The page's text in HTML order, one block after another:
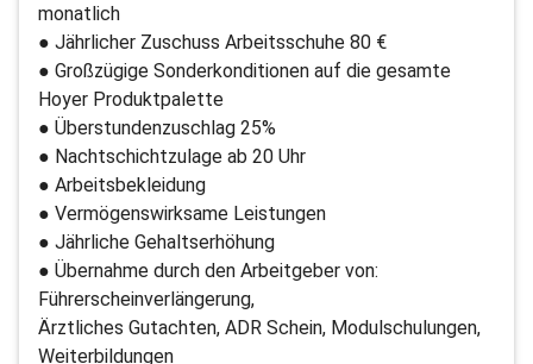
monatlich
● Jährlicher Zuschuss Arbeitsschuhe 80 €
● Großzügige Sonderkonditionen auf die gesamte
Hoyer Produktpalette
● Überstundenzuschlag 25%
● Nachtschichtzulage ab 20 Uhr
● Arbeitsbekleidung
● Vermögenswirksame Leistungen
● Jährliche Gehaltserhöhung
● Übernahme durch den Arbeitgeber von:
Führerscheinverlängerung,
Ärztliches Gutachten, ADR Schein, Modulschulungen,
Weiterbildungen